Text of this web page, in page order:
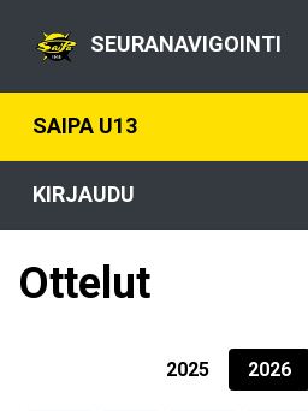
SEURANAVIGOINTI
SAIPA U13
KIRJAUDU
Ottelut
2025 2026